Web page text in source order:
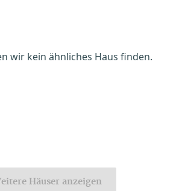
wir kein ähnliches Haus finden.
Häuser anzeigen